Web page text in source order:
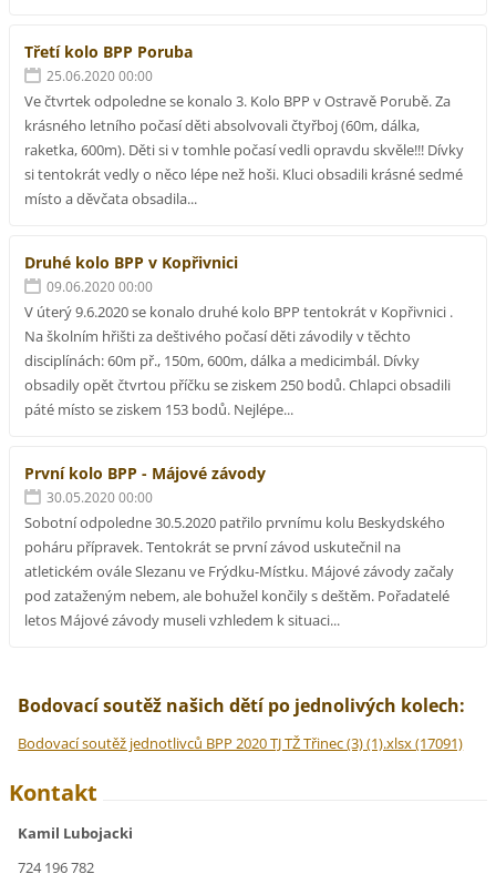
Třetí kolo BPP Poruba
25.06.2020 00:00
Ve čtvrtek odpoledne se konalo 3. Kolo BPP v Ostravě Porubě. Za
krásného letního počasí děti absolvovali čtyřboj (60m, dálka,
raketka, 600m). Děti si v tomhle počasí vedli opravdu skvěle!!! Dívky
si tentokrát vedly o něco lépe než hoši. Kluci obsadili krásné sedmé
místo a děvčata obsadila...
Druhé kolo BPP v Kopřivnici
09.06.2020 00:00
V úterý 9.6.2020 se konalo druhé kolo BPP tentokrát v Kopřivnici .
Na školním hřišti za deštivého počasí děti závodily v těchto
disciplínách: 60m př., 150m, 600m, dálka a medicimbál. Dívky
obsadily opět čtvrtou příčku se ziskem 250 bodů. Chlapci obsadili
páté místo se ziskem 153 bodů. Nejlépe...
První kolo BPP - Májové závody
30.05.2020 00:00
Sobotní odpoledne 30.5.2020 patřilo prvnímu kolu Beskydského
poháru přípravek. Tentokrát se první závod uskutečnil na
atletickém ovále Slezanu ve Frýdku-Místku. Májové závody začaly
pod zataženým nebem, ale bohužel končily s deštěm. Pořadatelé
letos Májové závody museli vzhledem k situaci...
Bodovací soutěž našich dětí po jednolivých kolech:
Bodovací soutěž jednotlivců BPP 2020 TJ TŽ Třinec (3) (1).xlsx (17091)
Kontakt
Kamil Lubojacki
724 196 782